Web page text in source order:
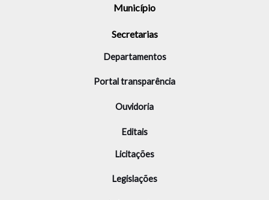
Município
Secretarias
Departamentos
Portal transparência
Ouvidoria
Editais
Licitações
Legislações